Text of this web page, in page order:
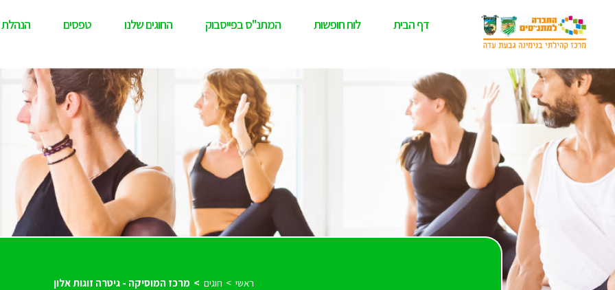
דף הבית לוח חופשות המתנ"ס בפייסבוק החוגים שלנו טפסים
ראשי חוגים מרכז המוסיקה - גיטרה זוגות אלון